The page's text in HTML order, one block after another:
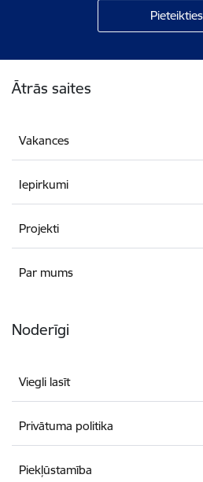
Ātrās saites
Vakances
Iepirkumi
Projekti
Par mums
Noderīgi
Viegli lasīt
Privātuma politika
Piekļūstamība